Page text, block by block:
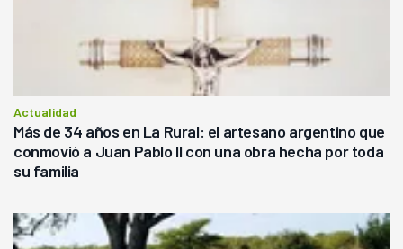
Actualidad
Más de 34 años en La Rural: el artesano argentino que
conmovió a Juan Pablo II con una obra hecha por toda
su familia